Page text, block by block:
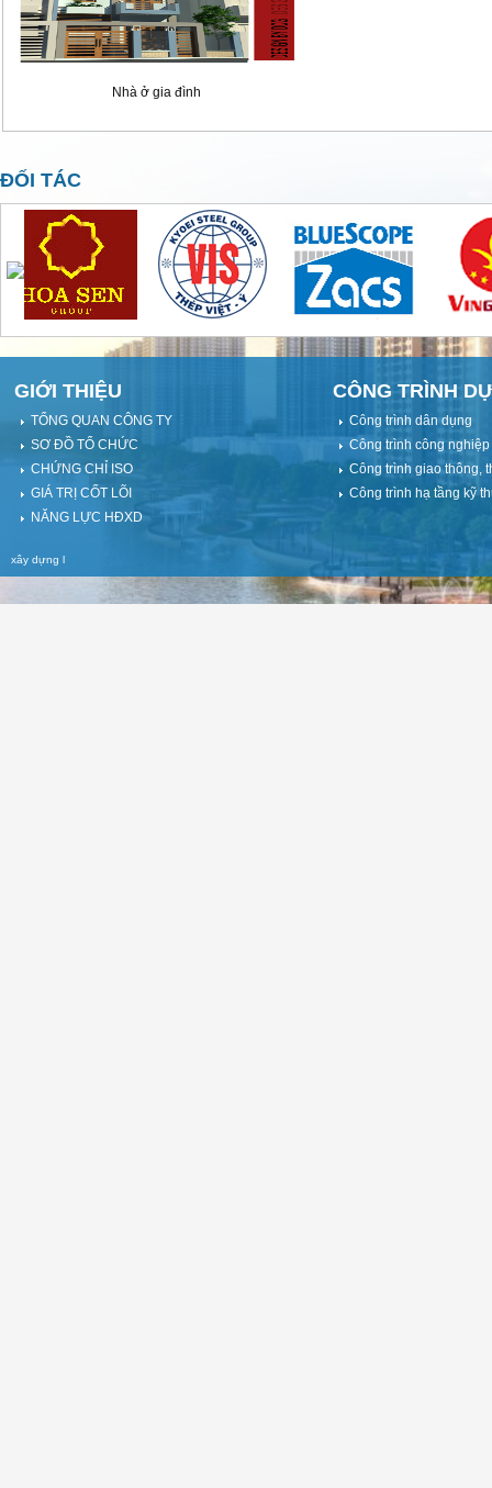
Nhà ở gia đình
ĐỐI TÁC
GIỚI THIỆU
TỔNG QUAN CÔNG TY
SƠ ĐỒ TỔ CHỨC
CHỨNG CHỈ ISO
GIÁ TRỊ CỐT LÕI
NĂNG LỰC HĐXD
CÔNG TRÌNH
Công trình dân dụng
Công trình công nghiệp
Công trình giao thông,
Công trình hạ tầng kỹ
xây dựng l